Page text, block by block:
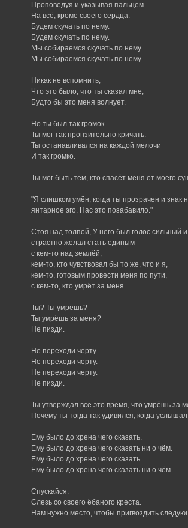
Проповедуя и указывая пальцем
На всё, кроме своего сердца.
Будем скучать по нему.
Будем скучать по нему.
Мы собираемся скучать по нему.
Мы собираемся скучать по нему.
Никак не вспомнить,
Что это было, что ты сказал мне,
Будто бы это меня волнует.
Но ты был так громок.
Ты мог так пронзительно кричать.
Ты останавливался на каждой мелочи
И так громко.
Ты мог быть тем, кто спасёт меня от моего
"Я слишком умён, когда ты прозрачен и
янтарное эго. Нас это позабавило."
Стоя над толпой, У него был голос сильный
страстно желал стать единым
с кем-то над землёй,
кем-то, кто чувствовал бы то же, что и я,
кем-то, готовым провести меня по пути,
с кем-то, кто умрёт за меня.
Ты? Ты умрёшь?
Ты умрёшь за меня?
Не пизди.
Не переходи черту.
Не переходи черту.
Не переходи черту.
Не пизди.
Ты утверждал всё это время, что умрёшь за
Почему ты тогда так удивился, когда
Ему было до хрена чего сказать.
Ему было до хрена чего сказать ни о чём.
Ему было до хрена чего сказать.
Ему было до хрена чего сказать ни о чём.
Спускайся.
Слезь со своего ёбаного креста.
Нам нужно место, чтобы пригвоздить